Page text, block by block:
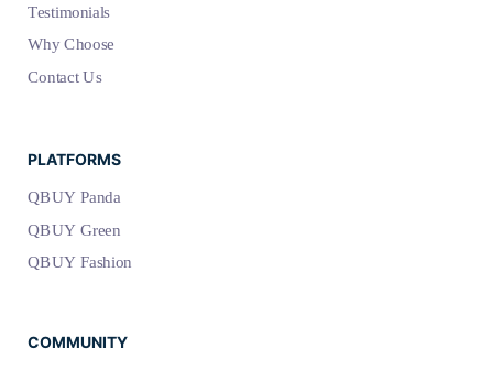
Testimonials
Why Choose
Contact Us
PLATFORMS
QBUY Panda
QBUY Green
QBUY Fashion
COMMUNITY